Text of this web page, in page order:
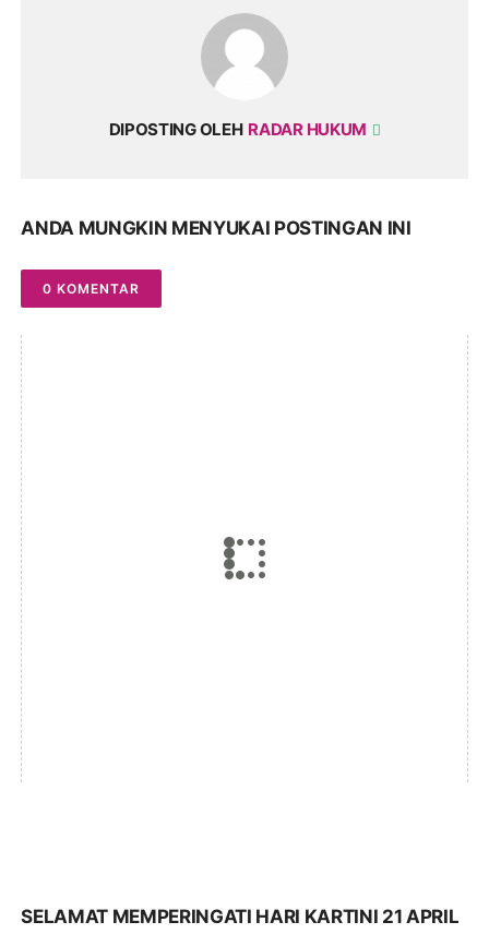
DIPOSTING OLEH RADAR HUKUM
ANDA MUNGKIN MENYUKAI POSTINGAN INI
0 KOMENTAR
SELAMAT MEMPERINGATI HARI KARTINI 21 APRIL